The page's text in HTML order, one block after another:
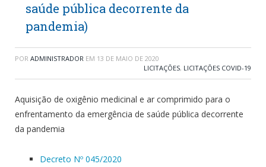
saúde pública decorrente da
pandemia)
POR ADMINISTRADOR EM 13 DE MAIO DE 2020
LICITAÇÕES, LICITAÇÕES COVID-19
Aquisição de oxigênio medicinal e ar comprimido para o
enfrentamento da emergência de saúde pública decorrente
da pandemia
Decreto Nº 045/2020